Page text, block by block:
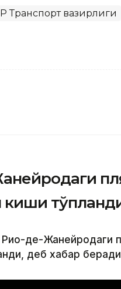
ҚР Транспорт вазирлиги
киши
де-Жанейродаги
деб хабар беради